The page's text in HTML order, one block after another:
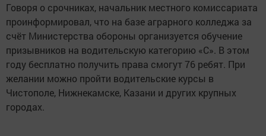
Говоря о срочниках, начальник местного комиссариата
проинформировал, что на базе аграрного колледжа за
счёт Министерства обороны организуется обучение
призывников на водительскую категорию «С». В этом
году бесплатно получить права смогут 76 ребят. При
желании можно пройти водительские курсы в
Чистополе, Нижнекамске, Казани и других крупных
городах.